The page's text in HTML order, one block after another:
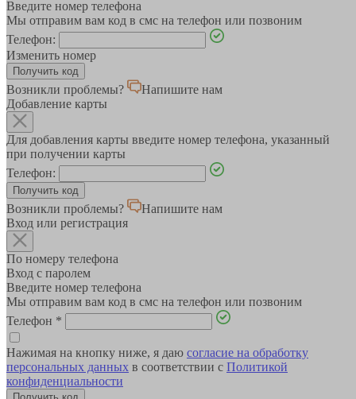
Введите номер телефона
Мы отправим вам код в смс на телефон или позвоним
Телефон:
Изменить номер
Возникли проблемы?
Напишите нам
Добавление карты
Для добавления карты введите номер телефона, указанный
при получении карты
Телефон:
Возникли проблемы?
Напишите нам
Вход или регистрация
По номеру телефона
Вход с паролем
Введите номер телефона
Мы отправим вам код в смс на телефон или позвоним
Телефон *
Нажимая на кнопку ниже, я даю согласие на обработку
персональных данных в соответствии с Политикой
конфиденциальности